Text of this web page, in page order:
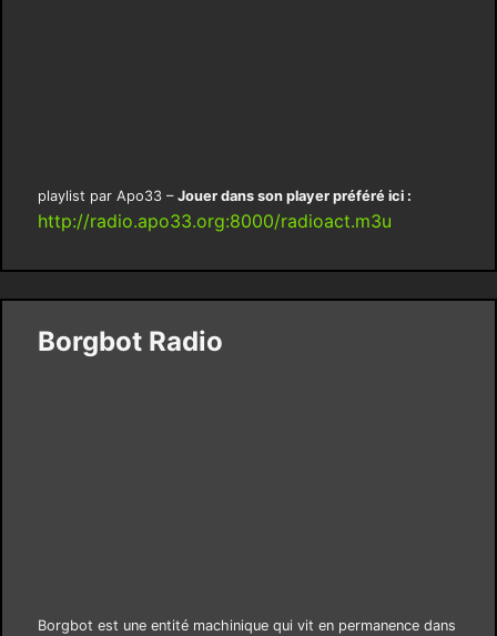
playlist par Apo33 – Jouer dans son player préféré ici :
http://radio.apo33.org:8000/radioact.m3u
Borgbot Radio
Borgbot est une entité machinique qui vit en permanence dans